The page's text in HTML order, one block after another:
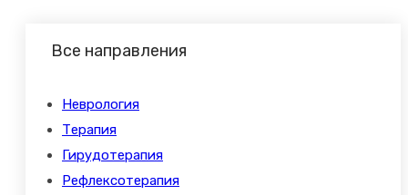
Все направления
Неврология
Терапия
Гирудотерапия
Рефлексотерапия